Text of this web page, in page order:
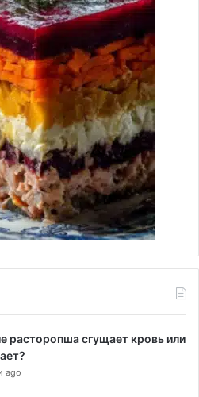
расторопша сгущает кровь или
ago